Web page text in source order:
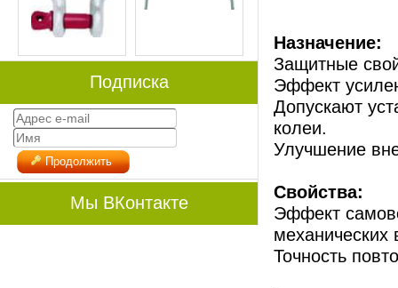
Подписка
Продолжить
Мы ВКонтакте
Назначение:
Защитные
Эффект
Допускают
колеи.
Улучшение
Свойства:
Эффект
механических
Точность